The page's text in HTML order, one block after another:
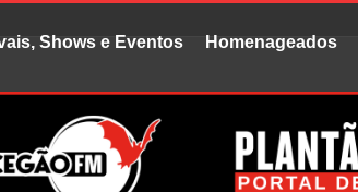
Shows e Eventos Homenageados